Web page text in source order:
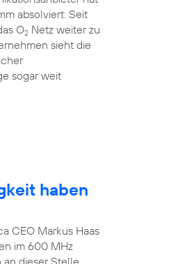
absolviert: Seit
O2 Netz weiter zu
sieht die
sogar weit
haben
CEO Markus Haas
im 600 MHz
dieser Stelle